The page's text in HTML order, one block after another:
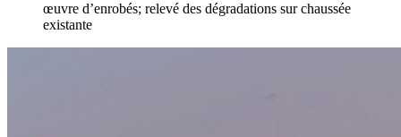
œuvre d’enrobés; relevé des dégradations sur chaussée
existante